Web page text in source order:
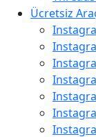
Ücretsiz